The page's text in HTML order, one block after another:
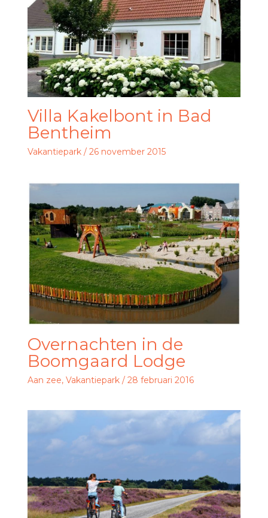
Villa Kakelbont in Bad
Bentheim
Vakantiepark/ 26 november 2015
Overnachten in de
Boomgaard Lodge
Aan zee, Vakantiepark/ 28 februari 2016